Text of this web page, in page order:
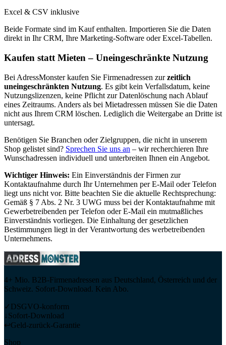
Excel & CSV inklusive
Beide Formate sind im Kauf enthalten. Importieren Sie die Daten
direkt in Ihr CRM, Ihre Marketing-Software oder Excel-Tabellen.
Kaufen statt Mieten – Uneingeschränkte Nutzung
Bei AdressMonster kaufen Sie Firmenadressen zur zeitlich
uneingeschränkten Nutzung. Es gibt kein Verfallsdatum, keine
Nutzungslizenzen, keine Pflicht zur Datenlöschung nach Ablauf
eines Zeitraums. Anders als bei Mietadressen müssen Sie die Daten
nicht aus Ihrem CRM löschen. Lediglich die Weitergabe an Dritte ist
untersagt.
Benötigen Sie Branchen oder Zielgruppen, die nicht in unserem
Shop gelistet sind? Sprechen Sie uns an – wir recherchieren Ihre
Wunschadressen individuell und unterbreiten Ihnen ein Angebot.
Wichtiger Hinweis: Ein Einverständnis der Firmen zur
Kontaktaufnahme durch Ihr Unternehmen per E-Mail oder Telefon
liegt uns nicht vor. Bitte beachten Sie die aktuelle Rechtsprechung:
Gemäß § 7 Abs. 2 Nr. 3 UWG muss bei der Kontaktaufnahme mit
Gewerbetreibenden per Telefon oder E-Mail ein mutmaßliches
Einverständnis vorliegen. Die Einhaltung der gesetzlichen
Bestimmungen liegt in der Verantwortung des werbetreibenden
Unternehmens.
4+ Mio. B2B-Firmenadressen aus Deutschland, Österreich und der
Schweiz. Sofort-Download. Kein Abo.
✓ DSGVO-konform
↓Sofort-Download
↩Geld-zurück-Garantie
Shop